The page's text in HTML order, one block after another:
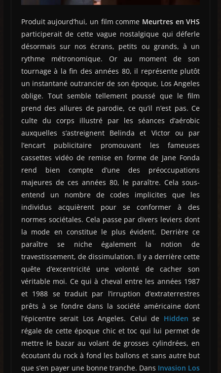
Produit aujourd’hui, un film comme Meurtres en VHS
participerait de cette vague nostalgique qui déferle
désormais sur nos écrans, petits ou grands, à un
rythme métronomique. Or au moment de son
tournage à la fin des années 80, il représente plutôt
un instantané outrancier de son époque, Los Angeles
oblige. Tout semble tellement poussé que le film
prend des allures de parodie, ce qu’il n’est pas. Ce
culte du corps illustré par les séances d’aérobic
auxquelles s’astreignent Belinda et Victor ou par
l’encart publicitaire promouvant les fameuses
cassettes vidéo de remise en forme de Jane Fonda
rend bien compte d’une des préoccupations
majeures de ces années 80, le paraître. Cela sous-
entend un nombre de codes implicites que les
individus acquièrent pour se conformer à des
normes sociétales. Cela passe par divers leviers dont
la mode en constitue le plus évident. Derrière ce
paraître se niche également la notion de
travestissement, de dissimulation. Il y a derrière cette
quête d’excentricité une volonté de cacher son
véritable moi. Ce qui à cheval entre les années 1987
et 1988 se traduit par l’irruption d’extraterrestres
prêts à se fondre dans la société américaine dont
l’épicentre serait Los Angeles. Celui de Hidden se
régale de cette époque chic et toc qui lui permet de
mettre le bazar au volant de grosses cylindrées, en
écoutant du rock à fond les ballons et sans autre but
que s’en payer une bonne tranche. Dans Invasion Los